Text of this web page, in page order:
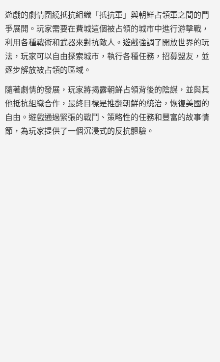
遊戲的劇情圍繞抵抗組織「抵抗軍」與朝鮮占領軍之間的鬥
爭展開。玩家需要在費城這個被占領的城市中進行游擊戰，
利用各種戰術和武器來對抗敵人。遊戲強調了開放世界的玩
法，玩家可以自由探索城市，執行各種任務，招募盟友，並
逐步解放被占領的區域。
隨著劇情的發展，玩家將揭露朝鮮占領背後的陰謀，並與其
他抵抗組織合作，最終目標是推翻朝鮮的統治，恢復美國的
自由。遊戲通過緊張的戰鬥、策略性的任務和豐富的故事情
節，為玩家提供了一個沉浸式的反抗體驗。